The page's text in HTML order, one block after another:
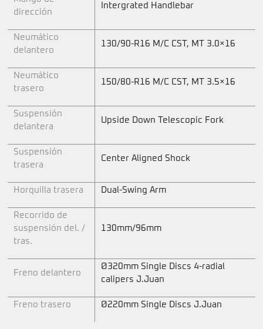
dirección
Intergrated Handlebar
Neumático
delantero
130/90-R16 M/C CST, MT 3.0×16
Neumático
trasero
150/80-R16 M/C CST, MT 3.5×16
Suspensión
delantera
Upside Down Telescopic Fork
Suspensión
trasera
Center Aligned Shock
Horquilla trasera Dual-Swing Arm
Recorrido de
suspensión del. /
tras.
130mm/96mm
Freno delantero
Ø320mm Single Discs 4-radial
calipers J.Juan
Freno trasero Ø220mm Single Discs J.Juan